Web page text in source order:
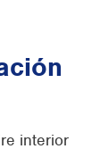
interior